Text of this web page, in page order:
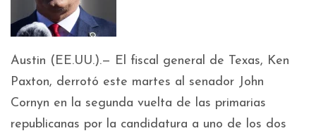
Austin (EE.UU.).— El fiscal general de Texas, Ken
Paxton, derrotó este martes al senador John
Cornyn en la segunda vuelta de las primarias
republicanas por la candidatura a uno de los dos